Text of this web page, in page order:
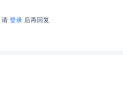
请 登录后再回复